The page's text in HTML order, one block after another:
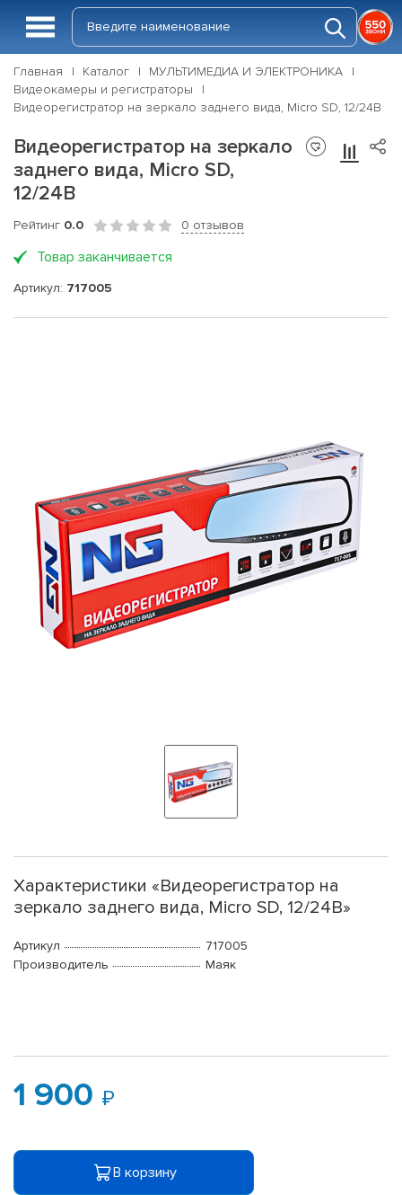
Главная Каталог
МУЛЬТИМЕДИА И ЭЛЕКТРОНИКА
Видеокамеры и регистраторы
Видеорегистратор на зеркало заднего вида, Micro SD, 12/24В
Видеорегистратор на зеркало
заднего вида, Micro SD,
12/24В
Рейтинг 0.0 0 отзывов
Товар заканчивается
Артикул: 717005
Характеристики «Видеорегистратор на
зеркало заднего вида, Micro SD, 12/24В»
Артикул
717005
Производитель
Маяк
1 900
В корзину